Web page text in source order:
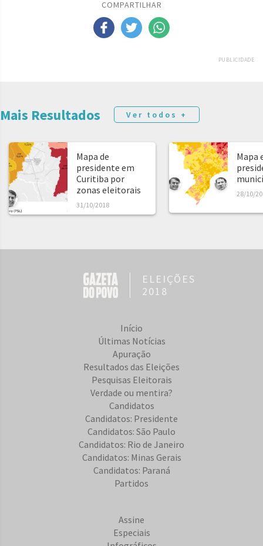
COMPARTILHAR
PUBLICIDADE
Mais Resultados Ver todos +
Mapa de
presidente em
Curitiba por
zonas eleitorais
31/10/2018
Mapa
28/10/
ELEIÇÕES
2018
Início
Últimas Notícias
Apuração
Resultados das Eleições
Pesquisas Eleitorais
Verdade ou mentira?
Candidatos
Candidatos: Presidente
Candidatos: São Paulo
Candidatos: Rio de Janeiro
Candidatos: Minas Gerais
Candidatos: Paraná
Partidos
Assine
Especiais